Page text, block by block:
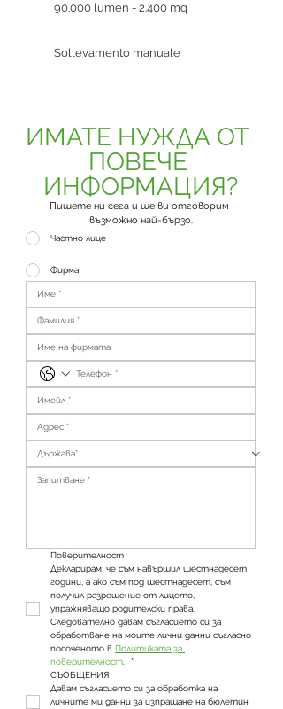
90.000 lumen - 2.400 mq
Sollevamento manuale
ИМАТЕ НУЖДА ОТ
ПОВЕЧЕ
ИНФОРМАЦИЯ?
Пишете ни сега и ще ви отговорим
възможно най-бързо.
Частно лице
Фирма
Поверителност
Декларирам, че съм навършил шестнадесет
години, а ако съм под шестнадесет, съм
получил разрешение от лицето,
упражняващо родителски права.
Следователно давам съгласието си за
обработване на моите лични данни съгласно
посоченото в Политиката за
поверителност
*
СЪОБЩЕНИЯ
Давам съгласието си за обработка на
личните ми данни за изпращане на бюлетин